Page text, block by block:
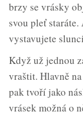
brzy se vrásky
svou pleť
vystavujete
Když už jednou
vraštit. Hlavně
pak tvoří jako
vrásek možná o